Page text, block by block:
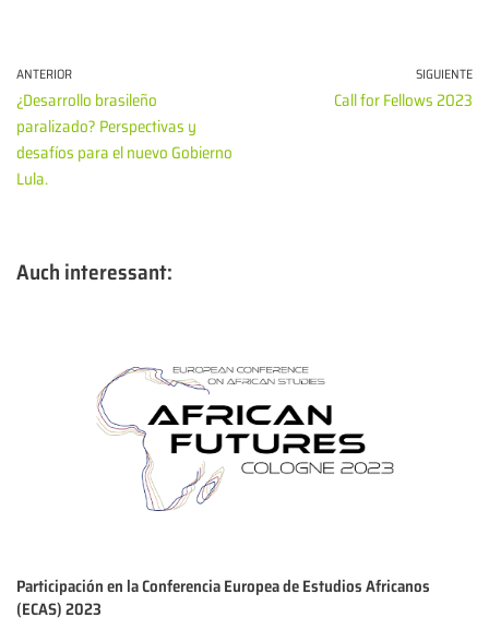
ANTERIOR
¿Desarrollo brasileño
paralizado? Perspectivas y
desafíos para el nuevo Gobierno
Lula.
SIGUIENTE
Call for Fellows 2023
Auch interessant:
Participación en la Conferencia Europea de Estudios Africanos
(ECAS) 2023